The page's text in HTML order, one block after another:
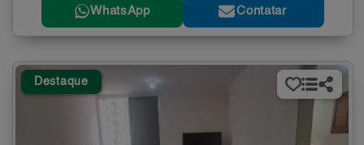
WhatsApp Contatar
Destaque